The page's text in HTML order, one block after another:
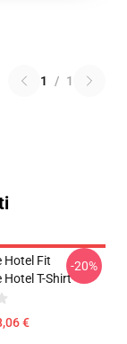
1 / 1
Hotel Fit
T-Shirt
€
-20%